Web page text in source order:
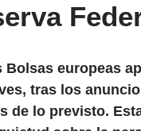
Bolsas europeas
tras los
de lo previsto.